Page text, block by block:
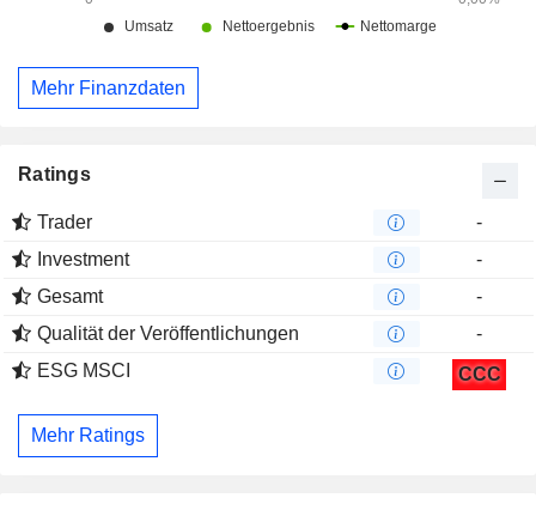
Mehr Finanzdaten
Ratings
Trader
-
Investment
-
Gesamt
-
Qualität der Veröffentlichungen
-
ESG MSCI
CCC
Mehr Ratings